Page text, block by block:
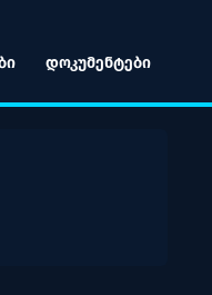
ᲓᲝᲙᲣᲛᲔᲜᲢᲔᲑᲘ